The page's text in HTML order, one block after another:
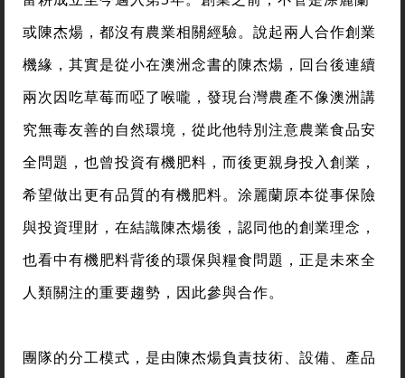
或陳杰煬，都沒有農業相關經驗。說起兩人合作創業
機緣，其實是從小在澳洲念書的陳杰煬，回台後連續
兩次因吃草莓而啞了喉嚨，發現台灣農產不像澳洲講
究無毒友善的自然環境，從此他特別注意農業食品安
全問題，也曾投資有機肥料，而後更親身投入創業，
希望做出更有品質的有機肥料。涂麗蘭原本從事保險
與投資理財，在結識陳杰煬後，認同他的創業理念，
也看中有機肥料背後的環保與糧食問題，正是未來全
人類關注的重要趨勢，因此參與合作。
團隊的分工模式，是由陳杰煬負責技術、設備、產品